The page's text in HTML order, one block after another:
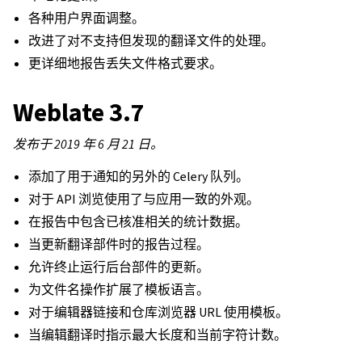
各种用户界面调整。
改进了对不支持但发现的翻译文件的处理。
更详细地报告丢失文件格式要求。
Weblate 3.7
发布于 2019 年 6 月 21 日。
添加了用于通知的另外的 Celery 队列。
对于 API 浏览使用了与应用一致的外观。
在报告中包含已核准相关的统计数据。
当更新翻译部件时的报告过程。
允许终止运行后台部件的更新。
为文件名操作扩展了模板语言。
对于编辑器链接和仓库浏览器 URL 使用模板。
当编辑翻译时指示最大长度和当前字符计数。